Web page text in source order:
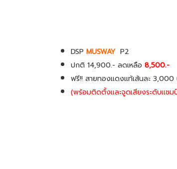
DSP MUSWAYP2
ปกติ 14,900.- ลดเหลือ 8,500.-
ฟรี!! สายทองแดงแท้เส้นละ 3,000
(พร้อมติดตั้งและจูดเสียงระดับเเชม